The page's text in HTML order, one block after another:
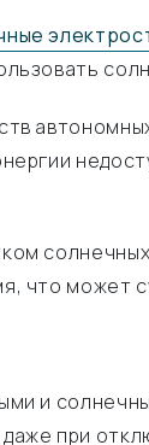
что может
и
при